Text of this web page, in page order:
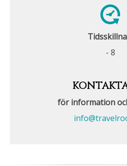
- 8
för information